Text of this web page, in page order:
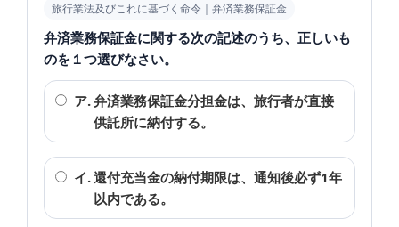
旅行業法及びこれに基づく命令｜弁済業務保証金
弁済業務保証金に関する次の記述のうち、正しいも
のを１つ選びなさい。
ア.弁済業務保証金分担金は、旅行者が直接
供託所に納付する。
イ.還付充当金の納付期限は、通知後必ず1年
以内である。